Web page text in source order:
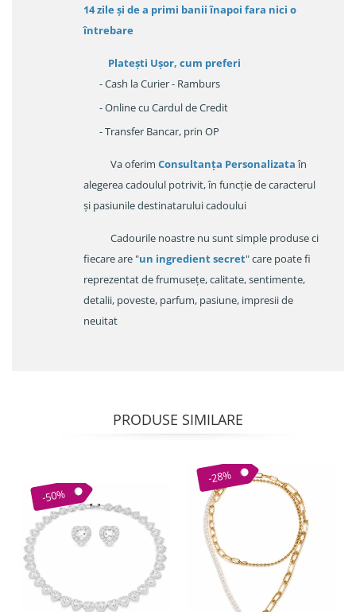
14 zileși de a primi banii înapoi fara nici o
întrebare
Platești Ușor, cum preferi
- Cash la Curier - Ramburs
- Online cu Cardul de Credit
- Transfer Bancar, prin OP
Va oferim Consultanța Personalizataîn
alegerea cadoulul potrivit, în funcție de caracterul
și pasiunile destinatarului cadoului
Cadourile noastre nu sunt simple produse ci
fiecare are "un ingredient secret" care poate fi
reprezentat de frumusețe, calitate, sentimente,
detalii, poveste, parfum, pasiune, impresii de
neuitat
PRODUSE SIMILARE
-50%
-28%